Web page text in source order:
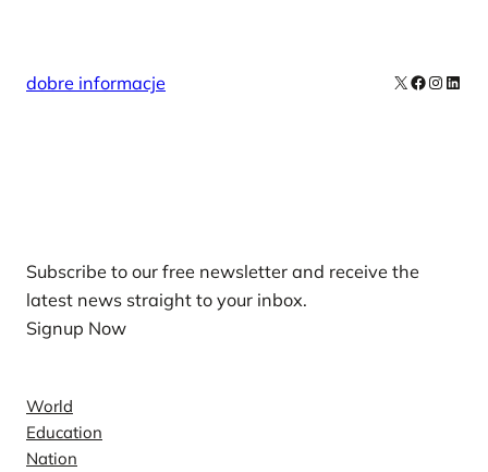
dobre informacje X Facebook
Subscribe to our free newsletter and receive the
latest news straight to your inbox.
Signup Now
World
Education
Nation